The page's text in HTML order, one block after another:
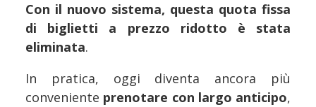
Con il nuovo sistema, questa quota fissa
di biglietti a prezzo ridotto è stata
eliminata.
In pratica, oggi diventa ancora più
conveniente prenotare con largo anticipo,